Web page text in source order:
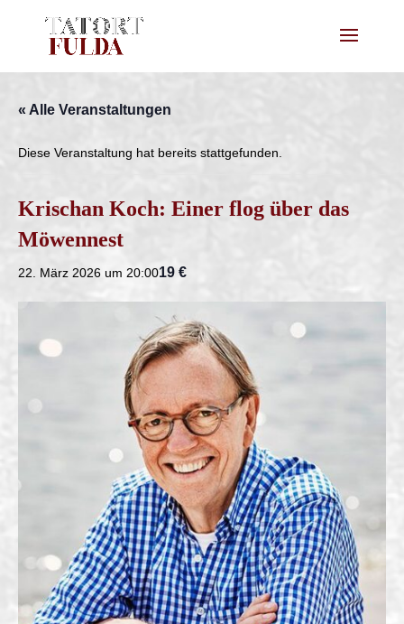
« Alle Veranstaltungen
Diese Veranstaltung hat bereits stattgefunden.
Krischan Koch: Einer flog über das
Möwennest
22. März 2026 um 20:0019 €